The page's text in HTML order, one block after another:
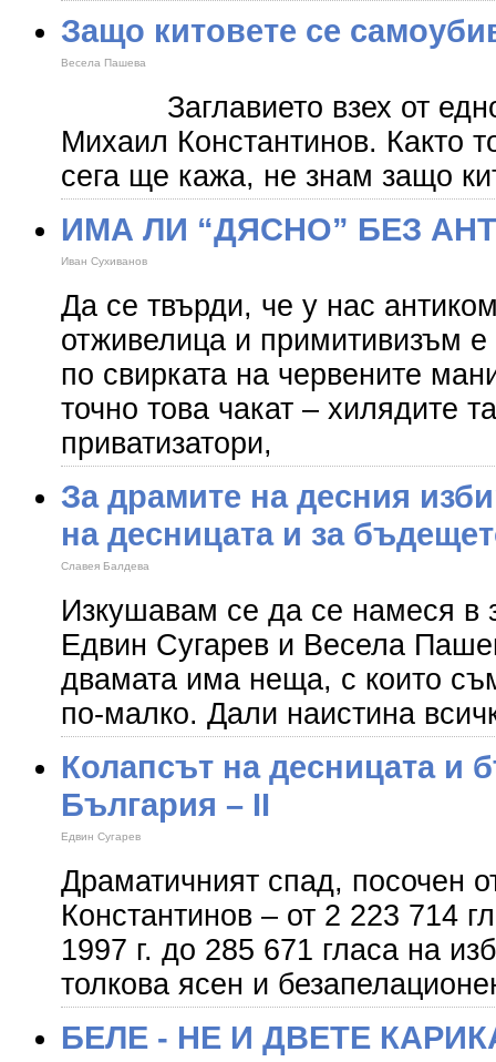
Защо китовете се
Весела Пашева
Заглавието взех от едно
Михаил Константинов. Както
сега ще кажа, не знам защо
ИМА ЛИ “ДЯСНО” БЕЗ
Иван Сухиванов
Да се твърди, че у нас
отживелица и примитивизъм
по свирката на червените
точно това чакат – хилядите
приватизатори,
За драмите на десния
на десницата и за
Славея Балдева
Изкушавам се да се намеся в
Едвин Сугарев и Весела
двамата има неща, с които
по-малко. Дали наистина
Колапсът на десницата и
България – ІІ
Едвин Сугарев
Драматичният спад, посочен
Константинов – от 2 223 714
1997 г. до 285 671 гласа на
толкова ясен и
БЕЛЕ - НЕ И ДВЕТЕ